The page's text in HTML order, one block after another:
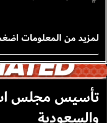
لمزيد من المعلومات
تأسيس مجلس